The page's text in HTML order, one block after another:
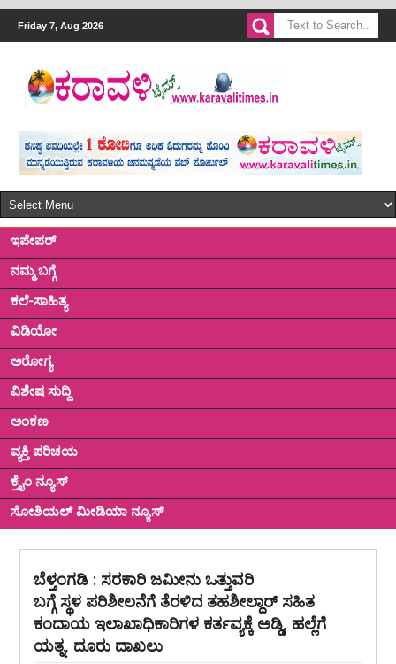
Friday 7, Aug 2026
ಇಪೇಪರ್
ನಮ್ಮ ಬಗ್ಗೆ
ಕಲೆ-ಸಾಹಿತ್ಯ
ವಿಡಿಯೋ
ಅರೋಗ್ಯ
ವಿಶೇಷ ಸುದ್ದಿ
ಅಂಕಣ
ವ್ಯಕ್ತಿ ಪರಿಚಯ
ಕ್ರೈಂ ನ್ಯೂಸ್
ಸೋಶಿಯಲ್ ಮೀಡಿಯಾ ನ್ಯೂಸ್
ಬೆಳ್ತಂಗಡಿ : ಸರಕಾರಿ ಜಮೀನು ಒತ್ತುವರಿ
ಬಗ್ಗೆ ಸ್ಥಳ ಪರಿಶೀಲನೆಗೆ ತೆರಳಿದ ತಹಶೀಲ್ದಾರ್ ಸಹಿತ
ಕಂದಾಯ ಇಲಾಖಾಧಿಕಾರಿಗಳ ಕರ್ತವ್ಯಕ್ಕೆ ಅಡ್ಡಿ, ಹಲ್ಲೆಗೆ
ಯತ್ನ, ದೂರು ದಾಖಲು